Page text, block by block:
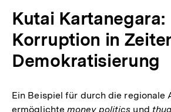
Kutai Kartanegara:
Korruption in
Demokratisierung
Ein Beispiel für durch die regionale
ermöglichtemoney politics und